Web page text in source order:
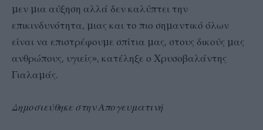
µεν µια αύξηση αλλά δεν καλύπτει την
επικινδυνότητα, µιας και το πιο σηµαντικό όλων
είναι να επιστρέφουµε σπίτια µας, στους δικούς µας
ανθρώπους, υγιείς», κατέληξε ο Χρυσοβαλάντης
Γιαλαµάς.
Δημοσιεύθηκε στην Απογευματινή